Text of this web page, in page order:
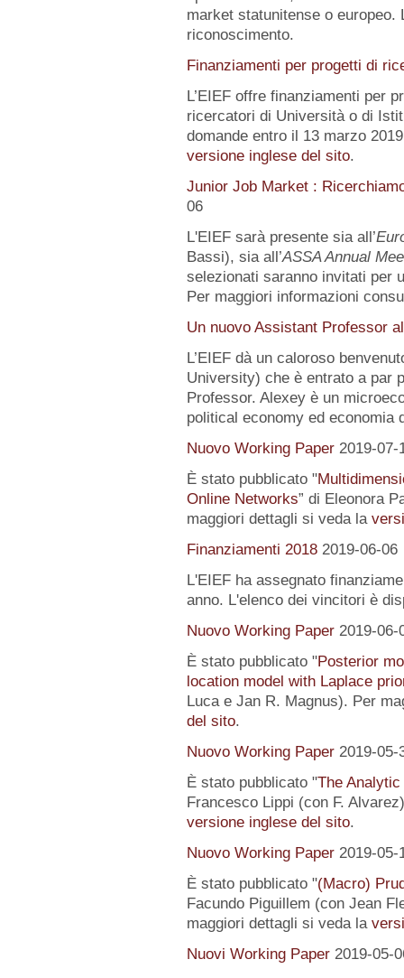
market statunitense o europeo.
riconoscimento.
Finanziamenti per progetti di
L’EIEF offre finanziamenti per
ricercatori di Università o di
domande entro il 13 marzo
versione inglese del sito.
Junior Job Market :
06
L'EIEF sarà presente sia all’
Bassi), sia all’ASSA Annual
selezionati saranno invitati per
Per maggiori informazioni
Un nuovo Assistant Professor
L’EIEF dà un caloroso
University) che è entrato a par
Professor. Alexey è un
political economy ed
Nuovo Working Paper 2019-07-
È stato pubblicato "
Online Networks” di Eleonora
maggiori dettagli si veda la
Finanziamenti 2018 2019-06-06
L'EIEF ha assegnato
anno. L'elenco dei vincitori è
Nuovo Working Paper 2019-06-
È stato pubblicato "Posterior
location model with Laplace
Luca e Jan R. Magnus). Per
del sito.
Nuovo Working Paper 2019-05-
È stato pubblicato "The
Francesco Lippi (con F.
versione inglese del sito.
Nuovo Working Paper 2019-05-
È stato pubblicato "(Macro)
Facundo Piguillem (con Jean
maggiori dettagli si veda la
Nuovi Working Paper 2019-05-